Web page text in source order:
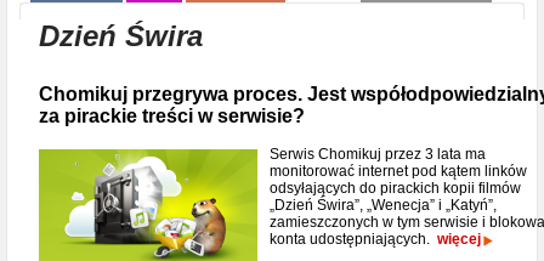
Dzień Świra
Chomikuj przegrywa proces. Jest
za pirackie treści w serwisie?
Serwis Chomikuj przez 3 lata ma
monitorować internet pod kątem linków
odsyłających do pirackich kopii filmów
„Dzień Świra”, „Wenecja” i „Katyń”,
zamieszczonych w tym serwisie i
konta udostępniających. więcej